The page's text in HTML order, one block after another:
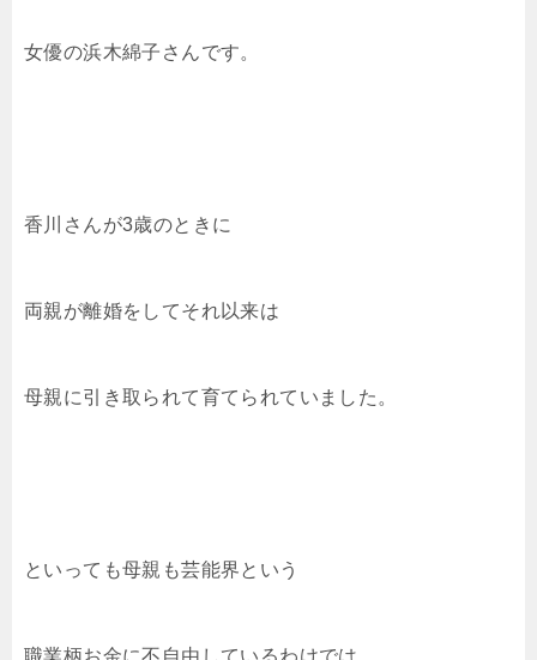
女優の浜木綿子さんです。
香川さんが3歳のときに
両親が離婚をしてそれ以来は
母親に引き取られて育てられていました。
といっても母親も芸能界という